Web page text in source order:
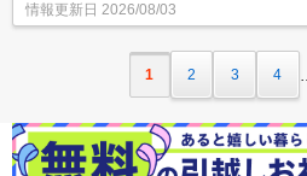
き。室内洗濯機置場。
情報更新日 2026/08/03
1 2 3 4